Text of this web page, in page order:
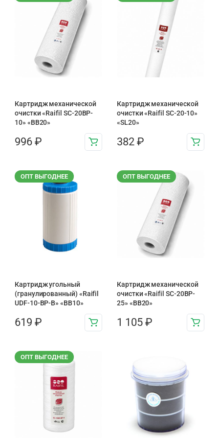
Картридж механической
очистки «Raifil SC-20BP-
10» «BB20»
996 ₽
Картридж механической
очистки «Raifil SC-20-10»
«SL20»
382 ₽
ОПТ ВЫГОДНЕЕ
Картридж угольный
(гранулированный) «Raifil
UDF-10-BP-B» «BB10»
619 ₽
ОПТ ВЫГОДНЕЕ
Картридж механической
очистки «Raifil SC-20BP-
25» «BB20»
1 105 ₽
ОПТ ВЫГОДНЕЕ